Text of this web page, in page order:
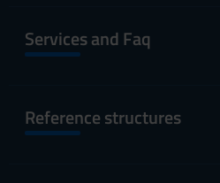
Services and Faq
Reference structures